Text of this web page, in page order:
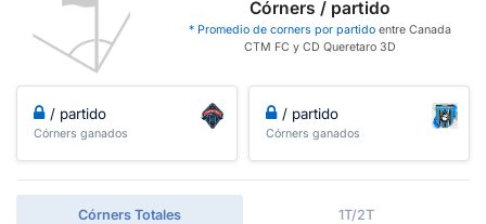
Córners / partido
* Promedio de corners por partido entre Canada
CTM FC y CD Queretaro 3D
/ partido
Córners ganados
/ partido
Córners ganados
Córners Totales 1T/2T